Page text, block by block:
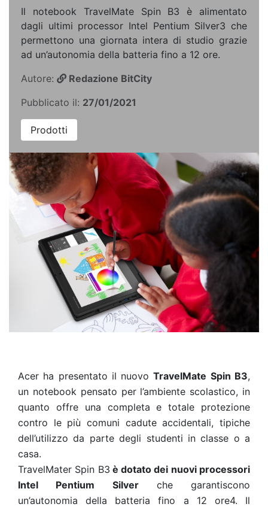
Il notebook TravelMate Spin B3 è alimentato
dagli ultimi processor Intel Pentium Silver3 che
permettono una giornata intera di studio grazie
ad un’autonomia della batteria fino a 12 ore.
Autore:
Redazione BitCity
Pubblicato il: 27/01/2021
Prodotti
Acer ha presentato il nuovoTravelMate Spin B3,
un notebook pensato per l’ambiente scolastico, in
quanto offre una completa e totale protezione
contro le più comuni cadute accidentali, tipiche
dell’utilizzo da parte degli studenti in classe o a
casa.
TravelMater Spin B3 è dotato dei nuovi processori
Intel Pentium Silverche garantiscono
un’autonomia della batteria fino a 12 ore4. Il